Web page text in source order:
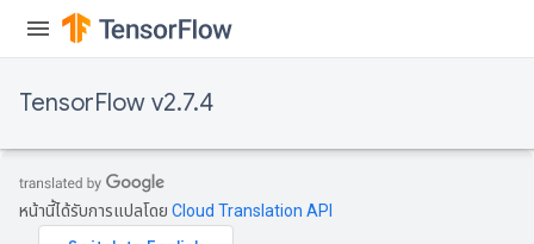
TensorFlow v2.7.4
หน้านี้ได้รับการแปลโดย Cloud Translation API